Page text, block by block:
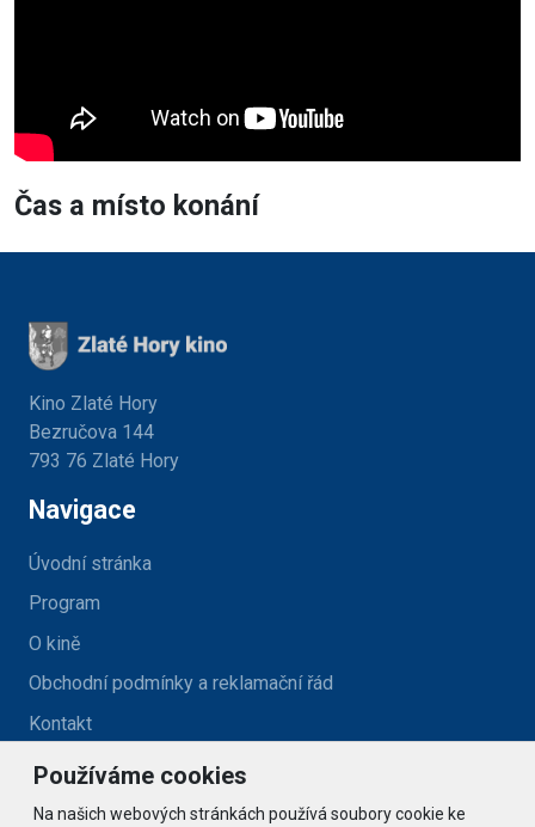
Čas a místo konání
Používáme cookies
Na našich webových stránkách používá soubory cookie ke
Kino Zlaté Hory
Bezručova 144
793 76 Zlaté Hory
Navigace
Úvodní stránka
Program
O kině
Obchodní podmínky a reklamační řád
Kontakt
Kontakt